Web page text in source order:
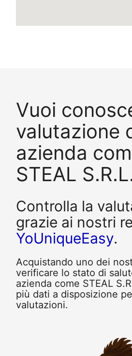
Vuoi
valutazione
azienda
STEAL
Controlla la
grazie ai nostri
YoUniqueEasy.
Acquistando uno dei
verificare lo stato di
azienda come STEAL
più dati a disposizione
valutazioni.